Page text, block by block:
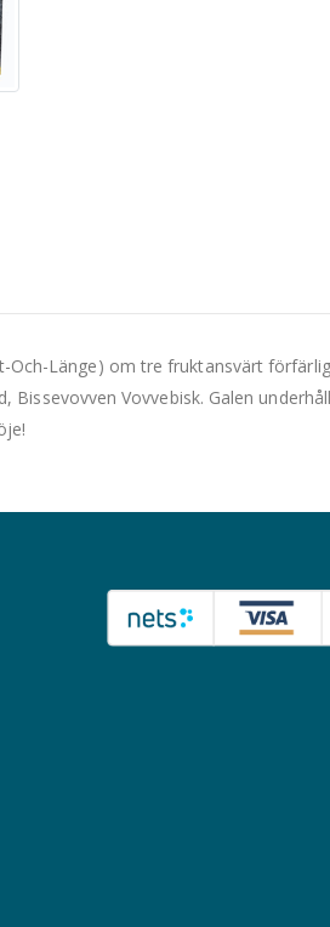
Och-Länge) om tre fruktansvärt
Vovvebisk. Galen